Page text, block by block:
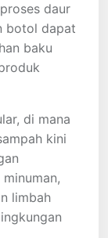
daur
botol dapat
baku
di mana
kini
limbah